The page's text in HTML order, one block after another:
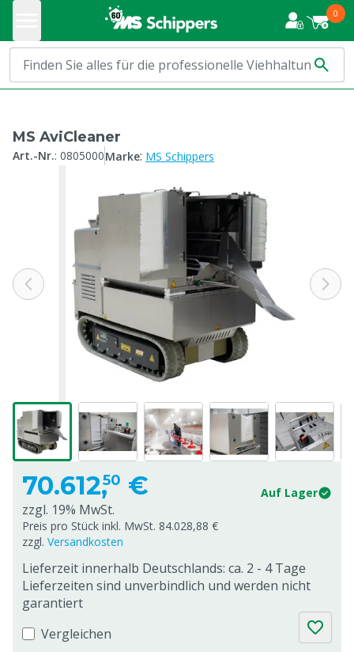
0
MS AviCleaner
Art.-Nr.: 0805000Marke: MS Schippers
70.612,50 € Auf Lager
zzgl. 19% MwSt.
Preis pro Stück inkl. MwSt. 84.028,88 €
zzgl. Versandkosten
Lieferzeit innerhalb Deutschlands: ca. 2 - 4 Tage
Lieferzeiten sind unverbindlich und werden nicht
garantiert
Vergleichen